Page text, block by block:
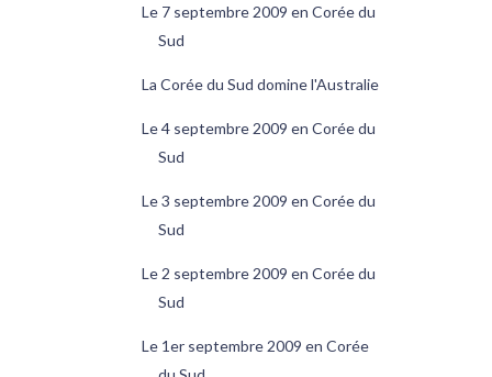
Le 7 septembre 2009 en Corée du
Sud
La Corée du Sud domine l'Australie
Le 4 septembre 2009 en Corée du
Sud
Le 3 septembre 2009 en Corée du
Sud
Le 2 septembre 2009 en Corée du
Sud
Le 1er septembre 2009 en Corée